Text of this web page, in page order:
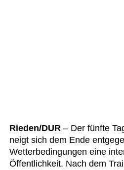
Rieden/DUR – Der fünfte
neigt sich dem Ende
Wetterbedingungen eine
Öffentlichkeit. Nach dem